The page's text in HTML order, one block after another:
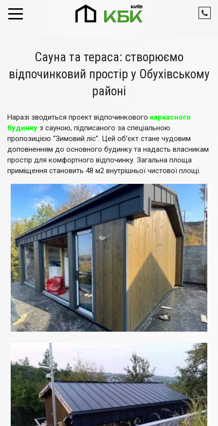
Сауна та тераса: створюємо
відпочинковий простір у Обухівському
районі
Наразі зводиться проект відпочинкового каркасного
будинку з сауною, підписаного за спеціальною
пропозицією “Зимовий ліс”. Цей об’єкт стане чудовим
доповненням до основного будинку та надасть власникам
простір для комфортного відпочинку. Загальна площа
приміщення становить 48 м2 внутрішньої чистової площі.